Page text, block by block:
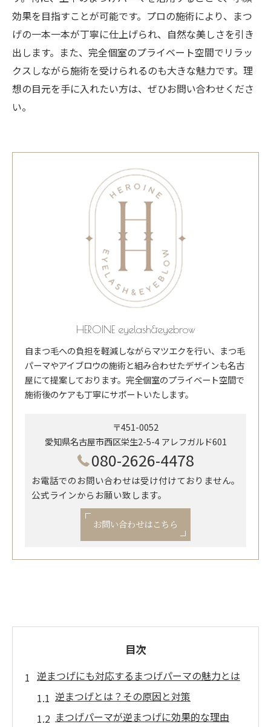
効果を目指すことが可能です。プロの施術により、まつ
げの一本一本が丁寧に仕上げられ、自然な美しさを引き
出します。また、完全個室のプライベート空間でリラッ
クスしながら施術を受けられるのも大きな魅力です。理
想の目元を手に入れたい方は、ぜひお問い合わせくださ
い。
HEROINE eyelash&eyebrow
自まつ毛への負担を軽減しながらマツエクを行い、まつ毛
パーマやアイブロウの施術と組み合わせたデザインも名古
屋にて提案しております。完全個室のプライベート空間で
施術後のケアも丁寧にサポートいたします。
〒451-0052
愛知県名古屋市西区栄生2-5-4 アレフガルド601
080-2626-4478
お電話でのお問い合わせは受け付けておりません。
公式ラインからお願い致します。
お問い合わせはこちら
目次
逆まつげにも対応するまつげパーマの魅力とは
逆まつげとは？その原因と対策
まつげパーマが逆まつげに効果的な理由